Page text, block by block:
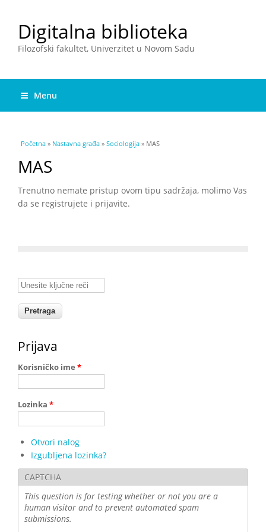
Digitalna biblioteka
Filozofski fakultet, Univerzitet u Novom Sadu
Menu
You are here
Početna » Nastavna građa » Sociologija » MAS
MAS
Trenutno nemate pristup ovom tipu sadržaja, molimo Vas
da se registrujete i prijavite.
Unesite ključne reči
Prijava
Korisničko ime *
Lozinka *
Otvori nalog
Izgubljena lozinka?
CAPTCHA
This question is for testing whether or not you are a
human visitor and to prevent automated spam
submissions.